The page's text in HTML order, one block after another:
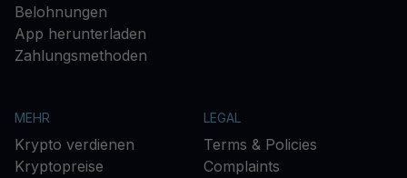
Belohnungen
App herunterladen
Zahlungsmethoden
MEHR
Krypto verdienen
Kryptopreise
LEGAL
Terms & Policies
Complaints